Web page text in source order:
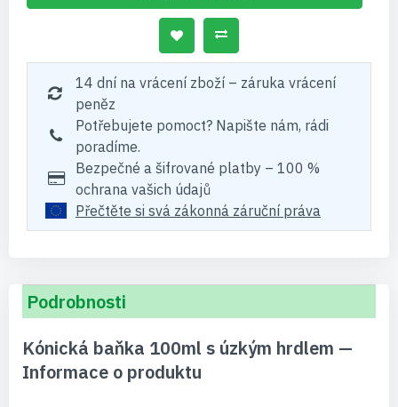
14 dní na vrácení zboží – záruka vrácení
peněz
Potřebujete pomoct? Napište nám, rádi
poradíme.
Bezpečné a šifrované platby – 100 %
ochrana vašich údajů
Přečtěte si svá zákonná záruční práva
Podrobnosti
Kónická baňka 100ml s úzkým hrdlem —
Informace o produktu